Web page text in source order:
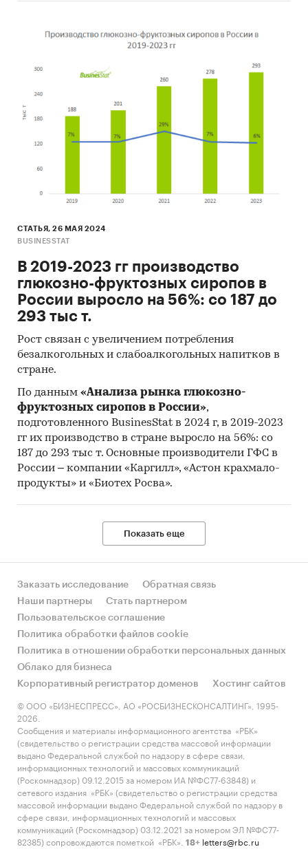
СТАТЬЯ, 26 МАЯ 2024
BUSINESSTAT
В 2019-2023 гг производство
глюкозно-фруктозных сиропов в
России выросло на 56%: со 187 до
293 тыс т.
Рост связан с увеличением потребления
безалкогольных и слабоалкогольных напитков в
стране.
По данным «Анализа рынка глюкозно-
фруктозных сиропов в России»,
подготовленного BusinesStat в 2024 г, в 2019-2023
гг их производство в стране выросло на 56%: со
187 до 293 тыс т. Основные производители ГФС в
России – компании «Каргилл», «Астон крахмало-
продукты» и «Биотех Росва».
Показать еще
Заказать исследование
Обратная связь
Наши партнеры
Стать партнером
Пользовательское соглашение
Политика обработки файлов cookie
Политика в отношении обработки персональных данных
Облако для бизнеса
Корпоративный регистратор доменов
Хостинг сайтов
© ООО «БИЗНЕСПРЕСС», АО «РОСБИЗНЕСКОНСАЛТИНГ», 1995-
2026.
Сообщения и материалы информационного агентства «РБК»
(свидетельство о регистрации средства массовой информации
выдано Федеральной службой по надзору в сфере связи,
информационных технологий и массовых коммуникаций
(Роскомнадзор) 09.12.2015 за номером ИА №ФС77-63848) и
сетевого издания «РБК» (свидетельство о регистрации средства
массовой информации выдано Федеральной службой по надзору в
сфере связи, информационных технологий и массовых
коммуникаций (Роскомнадзор) 03.12.2021 за номером ЭЛ №ФС77-
82385) сопровождаются пометкой «РБК».
18+ letters@rbc.ru